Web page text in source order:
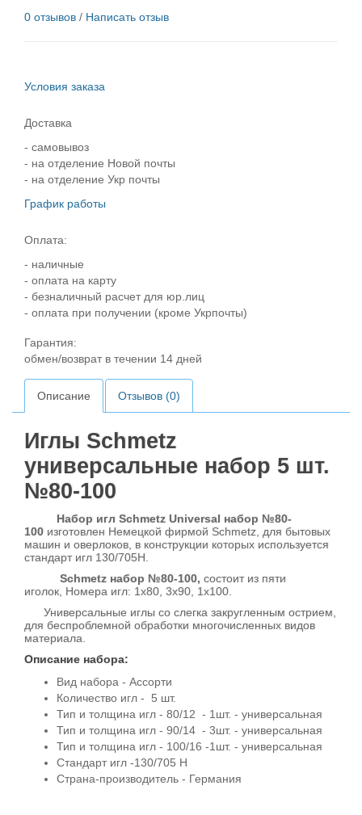
0 отзывов / Написать отзыв
Условия заказа
Доставка
- самовывоз
- на отделение Новой почты
- на отделение Укр почты
График работы
Оплата:
- наличные
- оплата на карту
- безналичный расчет для юр.лиц
- оплата при получении (кроме Укрпочты)
Гарантия:
обмен/возврат в течении 14 дней
Описание Отзывов (0)
Иглы Schmetz
универсальные набор 5 шт.
№80-100
Набор игл Schmetz Universal набор №80-
100 изготовлен Немецкой фирмой Schmetz, для бытовых
машин и оверлоков, в конструкции которых используется
стандарт игл 130/705H.
Schmetz набор №80-100, состоит из пяти
иголок, Номера игл: 1х80, 3х90, 1х100.
Универсальные иглы со слегка закругленным острием,
для беспроблемной обработки многочисленных видов
материала.
Описание набора:
Вид набора - Ассорти
Количество игл - 5 шт.
Тип и толщина игл - 80/12 - 1шт. - универсальная
Тип и толщина игл - 90/14 - 3шт. - универсальная
Тип и толщина игл - 100/16 -1шт. - универсальная
Стандарт игл -130/705 H
Страна-производитель - Германия